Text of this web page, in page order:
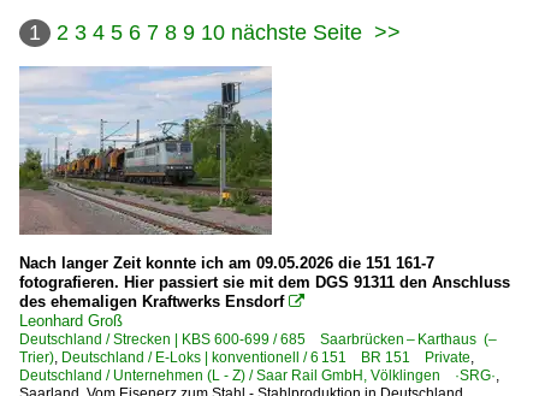
1 2 3 4 5 6 7 8 9 10 nächste Seite >>
Nach langer Zeit konnte ich am 09.05.2026 die 151 161-7
fotografieren. Hier passiert sie mit dem DGS 91311 den Anschluss
des ehemaligen Kraftwerks Ensdorf 
Leonhard Groß
Deutschland / Strecken | KBS 600-699 / 685 Saarbrücken – Karthaus (–
Trier) Deutschland / E-Loks | konventionell / 6 151 BR 151 Private
Deutschland / Unternehmen (L - Z) / Saar Rail GmbH, Völklingen ·SRG·